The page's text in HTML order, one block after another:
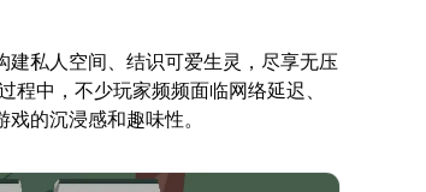
私人空间、结识可爱生灵，尽享无压
中，不少玩家频频面临网络延迟、
的沉浸感和趣味性。